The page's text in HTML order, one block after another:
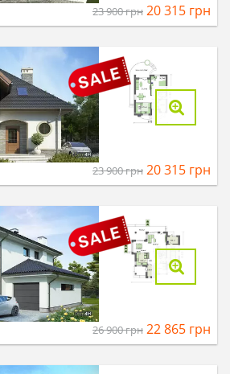
23 900грн 20 315 грн
23 900грн 20 315 грн
26 900грн 22 865 грн